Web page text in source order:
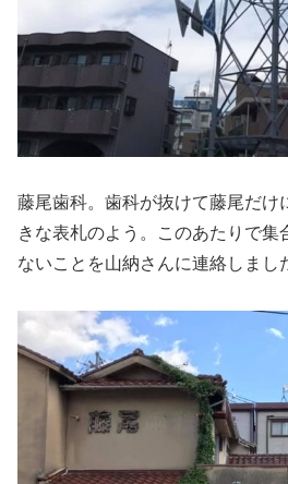
藤尾歯科。歯科が抜けて藤尾だけ
きな表札のよう。このあたりで集
ないことを山納さんに連絡しまし